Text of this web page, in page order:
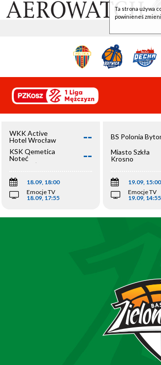
WKK Active
Hotel Wrocław
--
KSK Qemetica
Noteć
Inowrocław
--
18.09, 18:00
Emocje TV
18.09, 17:55
BS Polonia
Miasto Szkła
Krosno
19.09, 15:00
Emocje TV
19.09, 14:55
Ta strona używa
powinieneś